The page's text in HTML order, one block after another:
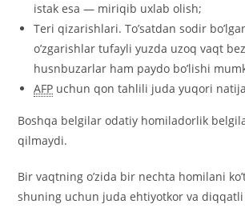
istak esa — miriqib uxlab olish;
Teri qizarishlari. To’satdan sodir
o’zgarishlar tufayli yuzda uzoq vaqt
husnbuzarlar ham paydo bo’lishi
AFP uchun qon tahlili juda yuqori
Boshqa belgilar odatiy homiladorlik
qilmaydi.
Bir vaqtning o’zida bir nechta homilani
shuning uchun juda ehtiyotkor va diqqatli